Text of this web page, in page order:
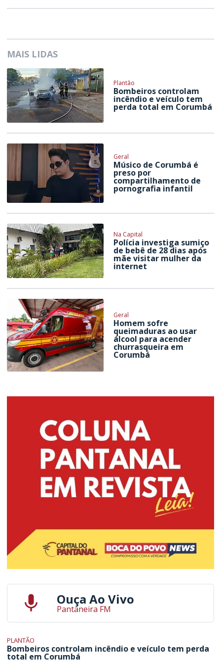
MAIS LIDAS
Plantão
Bombeiros controlam
incêndio e veículo tem
perda total em Corumbá
Geral
Músico de Corumbá é
preso por
compartilhamento de
pornografia infantil
Na Capital
Polícia investiga sumiço
de bebê de 28 dias após
mãe visitar mulher da
internet
Geral
Homem sofre
queimaduras ao usar
álcool para acender
churrasqueira em
Corumbá
Ouça Ao Vivo
Pantaneira FM
PLANTÃO
Bombeiros controlam incêndio e veículo tem perda
total em Corumbá